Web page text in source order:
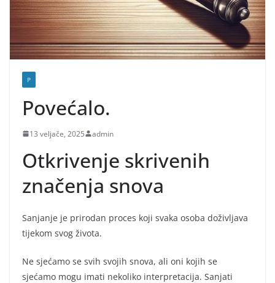
P
Povećalo.
13 veljače, 2025 admin
Otkrivenje skrivenih
značenja snova
Sanjanje je prirodan proces koji svaka osoba doživljava
tijekom svog života.
Ne sjećamo se svih svojih snova, ali oni kojih se
sjećamo mogu imati nekoliko interpretacija. Sanjati